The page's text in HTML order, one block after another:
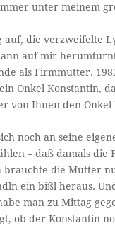
unter meinem
auf, die verzweifelte
auf mir
als Firmmutter.
Onkel Konstantin,
von Ihnen den
noch an seine
– daß damals
die Mutter
ein bißl heraus.
man zu Mittag
ob der Konstantin